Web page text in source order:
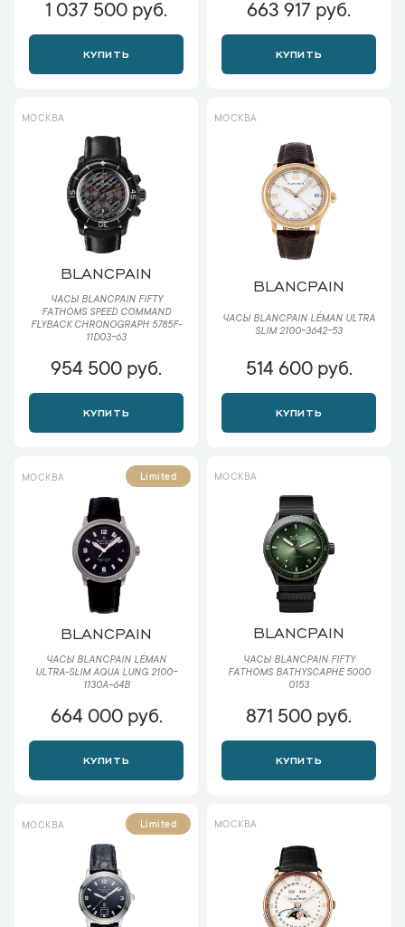
1 037 500 руб.
КУПИТЬ
663 917 руб.
КУПИТЬ
МОСКВА
BLANCPAIN
ЧАСЫ BLANCPAIN FIFTY
FATHOMS SPEED COMMAND
FLYBACK CHRONOGRAPH 5785F-
11D03-63
954 500 руб.
КУПИТЬ
МОСКВА
BLANCPAIN
ЧАСЫ BLANCPAIN LÉMAN ULTRA
SLIM 2100-3642-53
514 600 руб.
КУПИТЬ
МОСКВА Limited
BLANCPAIN
ЧАСЫ BLANCPAIN LÉMAN
ULTRA-SLIM AQUA LUNG 2100-
1130A-64B
664 000 руб.
КУПИТЬ
МОСКВА
BLANCPAIN
ЧАСЫ BLANCPAIN FIFTY
FATHOMS BATHYSCAPHE 5000
0153
871 500 руб.
КУПИТЬ
МОСКВА Limited МОСКВА